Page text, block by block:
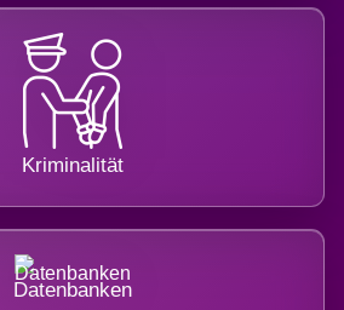
Kriminalität
Datenbanken